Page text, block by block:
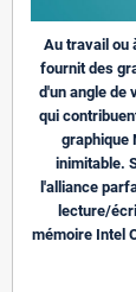
Au travail ou
fournit des
d'un angle de
qui
graphique
inimitable.
l'alliance
lecture/
mémoire Intel